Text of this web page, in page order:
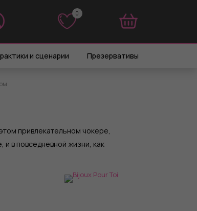
0
и сценарии Презервативы
привлекательном чокере,
в повседневной жизни, как